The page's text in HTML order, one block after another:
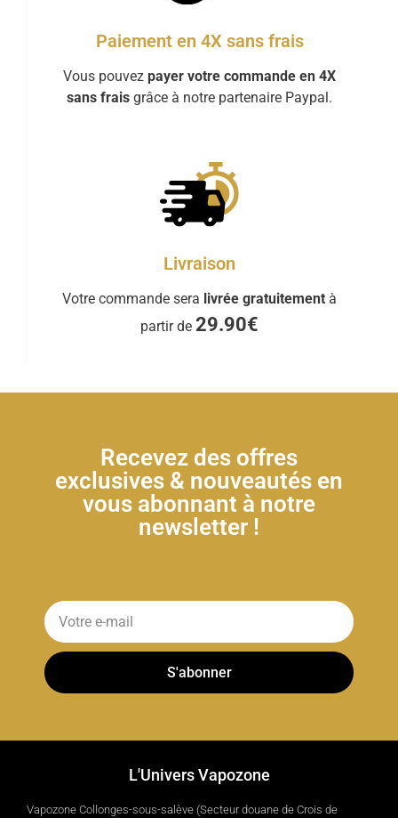
Paiement en 4X sans frais
Vous pouvez payer votre commande en 4X
sans frais grâce à notre partenaire Paypal.
Livraison
Votre commande sera livrée gratuitement à
partir de 29.90€
Recevez des offres
exclusives & nouveautés en
vous abonnant à notre
newsletter !
S'abonner
L'Univers Vapozone
Vapozone Collonges-sous-salève (Secteur douane de Crois de